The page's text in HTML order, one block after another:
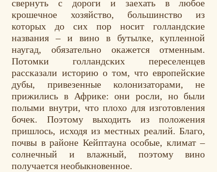
свернуть с дороги и заехать в любое
крошечное хозяйство, большинство из
которых до сих пор носит голландские
названия – и вино в бутылке, купленной
наугад, обязательно окажется отменным.
Потомки голландских переселенцев
рассказали историю о том, что европейские
дубы, привезенные колонизаторами, не
прижились в Африке: они росли, но были
полыми внутри, что плохо для изготовления
бочек. Поэтому выходить из положения
пришлось, исходя из местных реалий. Благо,
почвы в районе Кейптауна особые, климат –
солнечный и влажный, поэтому вино
получается необыкновенное.